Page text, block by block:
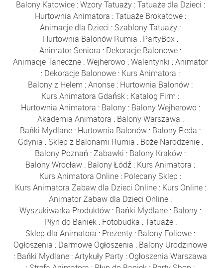
Balony Katowice:Wzory Tatuaży:Tatuaże dla Dzieci :
Hurtownia Animatora :Tatuaże Brokatowe:
Animacje dla Dzieci : Szablony Tatuaży :
Hurtownia Balonów Rumia : PartyBox:
Animator Seniora : Dekoracje Balonowe :
Animacje Taneczne :Wejherowo :Walentynki :Animator
: Dekoracje Balonowe : Kurs Animatora :
Balony z Helem :Anonse : Hurtownia Balonów :
Kurs Animatora Gdańsk : Katalog Firm :
Hurtownia Animatora : Balony: Balony Wejherowo:
Akademia Animatora : Balony Warszawa :
Bańki Mydlane : Hurtownia Balonów : Balony Reda :
Gdynia : Sklep z Balonami Rumia : Boże Narodzenie:
Balony Poznań :Zabawki : Balony Kraków :
Balony Wrocław : Balony Łódź : Kurs Animatora :
Kurs Animatora Online : Polecany Sklep :
Kurs Animatora Zabaw dla Dzieci Online: Kurs Online:
Animator Zabaw dla Dzieci Online :
Wyszukiwarka Produktów : Bańki Mydlane : Balony :
Płyn do Baniek: Fotobudka :Tatuaże:
Sklep dla Animatora : Prezenty : Balony Foliowe :
Ogłoszenia : Darmowe Ogłoszenia : Balony Urodzinowe
: Bańki Mydlane :Artykuły Party : Ogłoszenia Warszawa